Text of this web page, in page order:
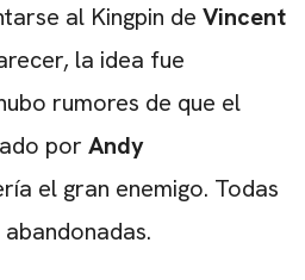
al Kingpin de Vincent
la idea fue
rumores de que el
por Andy
el gran enemigo. Todas